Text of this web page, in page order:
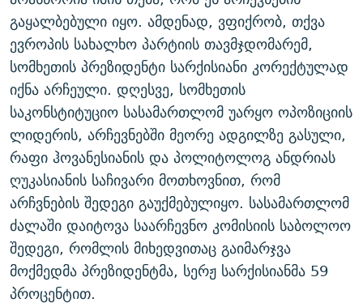
ᲚᲘᲢᲔᲠᲐᲢᲣᲠᲣᲚᲘ ᲬᲐᲮᲜᲐᲒᲔᲑᲘ
ᲐᲛᲔᲠᲘᲙᲣᲚᲘ ᲛᲝᲗᲮᲠᲝᲑᲐ
ᲘᲛᲞᲔᲠᲘᲐ ᲓᲐ ᲠᲐᲓᲘᲝ
ᲡᲐᲞᲐᲠᲚᲐᲛᲔᲜᲢᲝ ᲐᲠᲩᲔᲕᲜᲔᲑᲘᲡ ᲘᲡᲢᲝᲠᲘᲐ
ᲑᲐᲕᲨᲕᲔᲑᲘ ᲞᲠᲝᲡᲢᲘᲢᲣᲪᲘᲐᲨᲘ - ᲐᲛᲝᲣᲗᲥᲛᲔᲚᲘ ᲐᲛᲑᲐᲕᲘ
5 ᲐᲛᲑᲐᲕᲘ - 20 ᲘᲕᲜᲘᲡᲡ ᲓᲐᲨᲐᲕᲔᲑᲣᲚᲔᲑᲘ
ᲐᲒᲕᲘᲡᲢᲝᲡ ᲝᲛᲘ
ПРИВЕТ ᲙᲣᲚᲢᲣᲠᲐ
რთე/რთ-ის ყველა საიტი
გაყალბებული იყო. ამდენად, ვფიქრობ, თქვა
ევროპის სახალხო პარტიის თავმჯდომარემ,
სომხეთის პრეზიდენტი სარქისიანი კორექტულად
იქნა არჩეული. დღესვე, სომხეთის
საკონსტიტუციო სასამართლომ უარყო ოპოზიციის
ლიდერის, არჩევნებში მეორე ადგილზე გასული,
რაფი ჰოვანესიანის და პოლიტოლოგ ანდრიას
ღუკასიანის საჩივარი მოთხოვნით, რომ
არჩვნების შედეგი გაუქმებულიყო. სასამართლომ
ძალაში დაიტოვა საარჩევნო კომისიის საბოლოო
შედეგი, რომლის მიხედვითაც გაიმარჯვა
მოქმედმა პრეზიდენტმა, სერჟ სარქისიანმა 59
პროცენტით.